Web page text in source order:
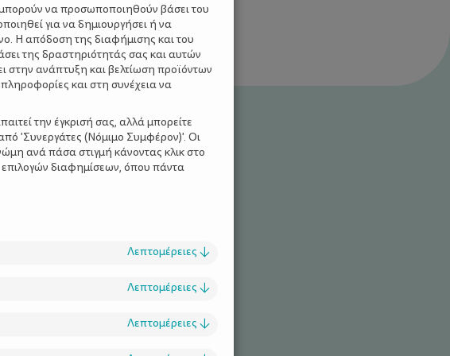
παιδιά που αντέχουν το
μπορούν να προσωποποιηθούν βάσει του
για να δημιουργήσει ή να
Η απόδοση της διαφήμισης και του
της δραστηριότητάς σας και αυτών
ανάπτυξη και βελτίωση προϊόντων
και στη συνέχεια να
την έγκρισή σας, αλλά μπορείτε
'Συνεργάτες (Νόμιμο Συμφέρον)'. Οι
ανά πάσα στιγμή κάνοντας κλικ στο
επιλογών διαφημίσεων, όπου πάντα
Λεπτομέρειες ↓
Λεπτομέρειες ↓
Λεπτομέρειες ↓